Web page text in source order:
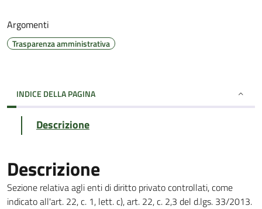
Argomenti
Trasparenza amministrativa
INDICE DELLA PAGINA
Descrizione
Descrizione
Sezione relativa agli enti di diritto privato controllati, come
indicato all'art. 22, c. 1, lett. c), art. 22, c. 2,3 del d.lgs. 33/2013.